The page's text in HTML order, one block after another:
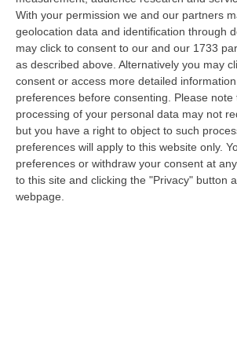
With your permission we and our partners
geolocation data and identification through
may click to consent to our and our 1733
as described above. Alternatively you may
consent or access more detailed
preferences before consenting.
Please note
processing of your personal data may not
but you have a right to object to such
preferences will apply to this website only.
preferences or withdraw your consent at
to this site and clicking the "Privacy" button
webpage.
Sequestrato Il Furgone Della Ditta
“REGGIO CALABRIA La Procura della Repubblica
disposto l’autopsia sul corpo di Antonino Fabio
08 Agosto, 12:09
Cresce L’attesa Per La XXV Festa Nazionale
Cittanova
“CITTANOVA E’ già iniziato il conto alla rovescia
Nazionale dello Stocco di Cittanova. Il celebre
08 Agosto, 11:40